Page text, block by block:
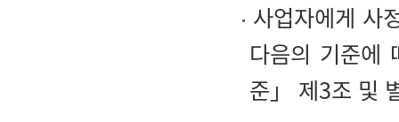
사업자에게 사
다음의 기준에
준」 제3조 및